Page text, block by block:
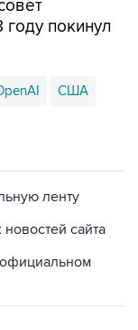
сайта